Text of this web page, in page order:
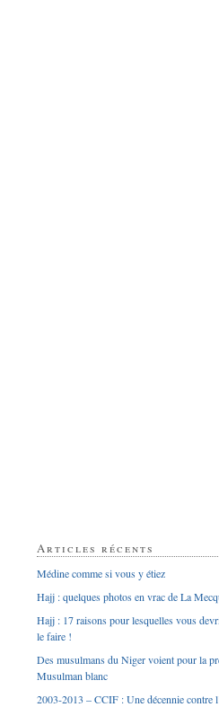
Articles récents
Médine comme si vous y étiez
Hajj : quelques photos en vrac de La
Hajj : 17 raisons pour lesquelles vous
le faire !
Des musulmans du Niger voient pour la
Musulman blanc
2003-2013 – CCIF : Une décennie contre